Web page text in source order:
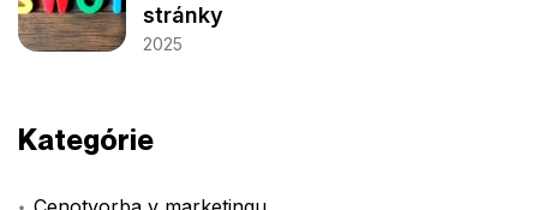
stránky
2025
Kategórie